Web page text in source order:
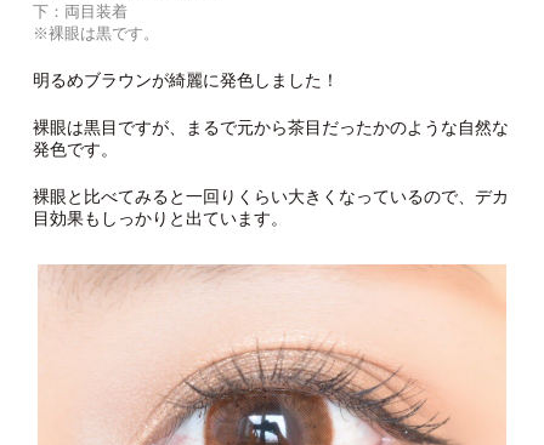
下：両目装着
※裸眼は黒です。
明るめブラウンが綺麗に発色しました！
裸眼は黒目ですが、まるで元から茶目だったかのような自然な
発色です。
裸眼と比べてみると一回りくらい大きくなっているので、デカ
目効果もしっかりと出ています。